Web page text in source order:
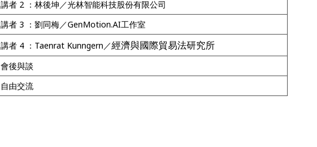
講者 2 ：林後坤／光林智能科技股份有限公司
講者 3 ：劉同梅／GenMotion.AI工作室
講者 4 ：Taenrat Kunngern／經濟與國際貿易法研究所
會後與談
自由交流